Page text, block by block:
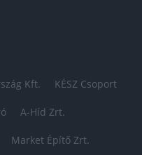
Kft. KÉSZ Csoport
A-Híd Zrt.
Market Építő Zrt.